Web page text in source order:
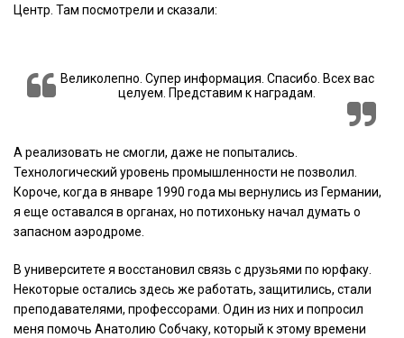
Центр. Там посмотрели и сказали:
Великолепно. Супер информация. Спасибо. Всех вас
целуем. Представим к наградам.
А реализовать не смогли, даже не попытались.
Технологический уровень промышленности не позволил.
Короче, когда в январе 1990 года мы вернулись из Германии,
я еще оставался в органах, но потихоньку начал думать о
запасном аэродроме.
В университете я восстановил связь с друзьями по юрфаку.
Некоторые остались здесь же работать, защитились, стали
преподавателями, профессорами. Один из них и попросил
меня помочь Анатолию Собчаку, который к этому времени